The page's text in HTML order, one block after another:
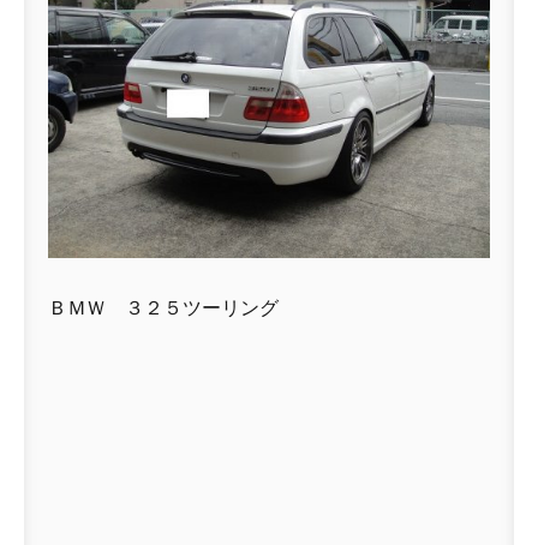
ＢＭＷ ３２５ツーリング